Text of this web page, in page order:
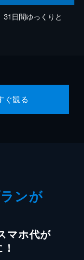
日間ゆっくりと
ぐ観る
ンが
マホ代が